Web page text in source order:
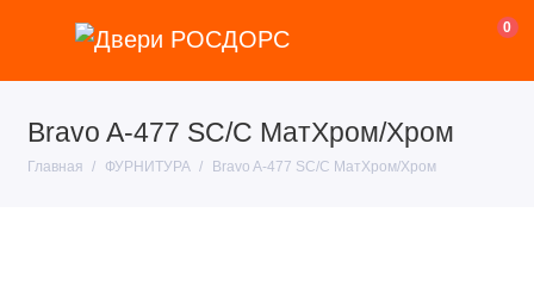
0
Bravo A-477 SC/C МатХром/Хром
Главная ФУРНИТУРА Bravo A-477 SC/C МатХром/Хром